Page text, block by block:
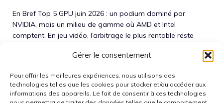
Gérer le consentement
Pour offrir les meilleures expériences, nous utilisons des
technologies telles que les cookies pour stocker et/ou accéder aux
informations des appareils. Le fait de consentir à ces technologies
En Bref Top 5 GPU juin 2026 : un podium dominé par
NVIDIA, mais un milieu de gamme où AMD et Intel
comptent. En jeu vidéo, l’arbitrage le plus rentable reste
course à la 4K native. Le ray tracing est un bon test de